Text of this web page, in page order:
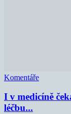
Komentáře
I v medicíně
léčbu...